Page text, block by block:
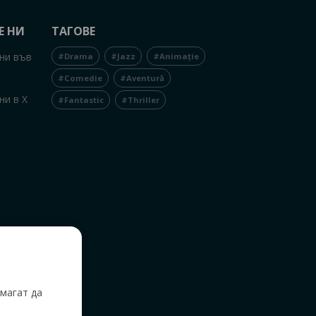
НИ
във
в X
ТАГОВЕ
#Drama #Jazz #Animație
#Comedie #Aventură
#Fantastic #Thriller
да